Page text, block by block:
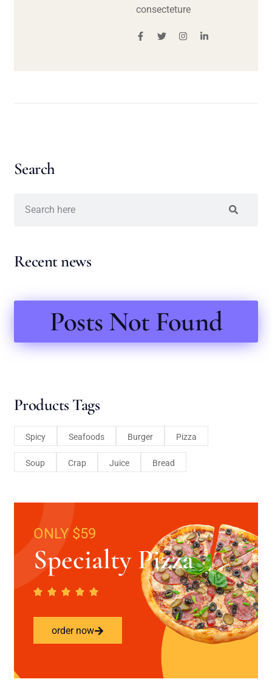
consecteture
Search
Recent news
Posts Not Found
Products Tags
Spicy Seafoods Burger Pizza
Soup Crap Juice Bread
ONLY $59
Specialty Pizza
order now